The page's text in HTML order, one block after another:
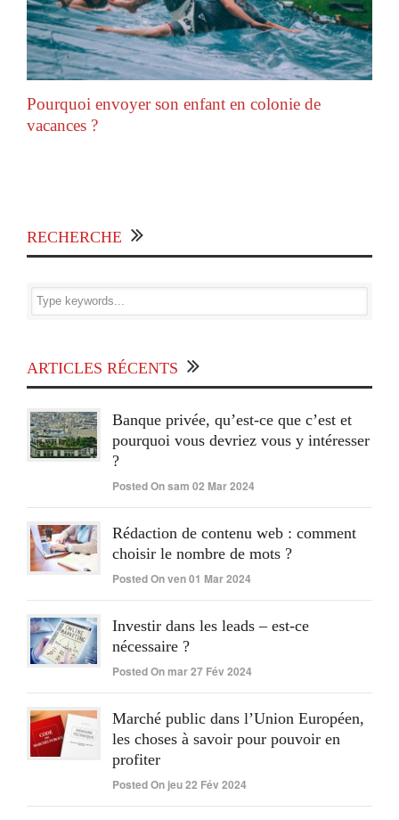
Pourquoi envoyer son enfant en colonie de
vacances ?
RECHERCHE
ARTICLES RÉCENTS
Banque privée, qu’est-ce que c’est et
pourquoi vous devriez vous y intéresser
?
Posted On sam 02 Mar 2024
Rédaction de contenu web : comment
choisir le nombre de mots ?
Posted On ven 01 Mar 2024
Investir dans les leads – est-ce
nécessaire ?
Posted On mar 27 Fév 2024
Marché public dans l’Union Européen,
les choses à savoir pour pouvoir en
profiter
Posted On jeu 22 Fév 2024